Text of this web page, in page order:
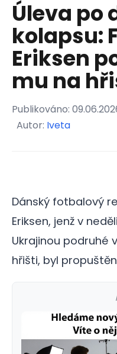
Úleva po
kolapsu:
Eriksen
mu na
Publikováno:
Autor: Iveta
Dánský fotbalový
Eriksen, jenž v
Ukrajinou podruhé
hřišti, byl